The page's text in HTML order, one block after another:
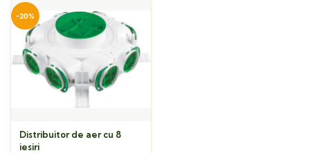
-20%
Distribuitor de aer cu 8
iesiri